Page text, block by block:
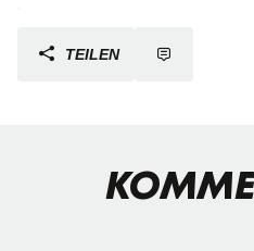
TEILEN